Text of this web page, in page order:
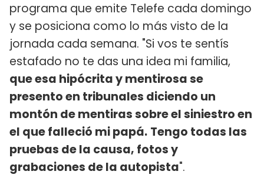
programa que emite Telefe cada domingo
y se posiciona como lo más visto de la
jornada cada semana. "Si vos te sentís
estafado no te das una idea mi familia,
que esa hipócrita y mentirosa se
presento en tribunales diciendo un
montón de mentiras sobre el siniestro en
el que falleció mi papá. Tengo todas las
pruebas de la causa, fotos y
grabaciones de la autopista".